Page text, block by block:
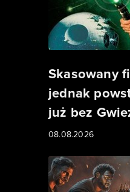
Skasowany
jednak
już bez
08.08.2026